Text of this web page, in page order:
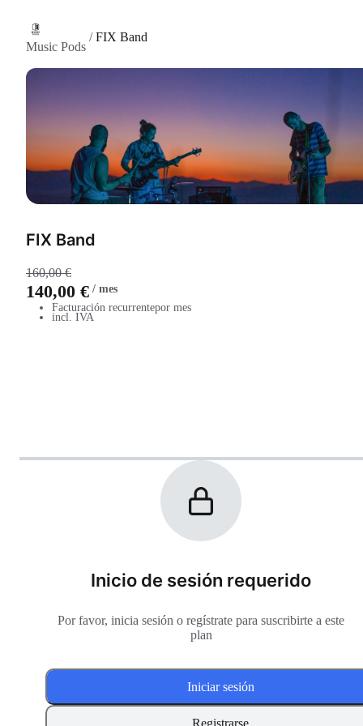
Music Pods
/FIX Band
FIX Band
160,00 €
140,00 € / mes
Facturación recurrentepor mes
incl. IVA
Inicio de sesión requerido
Por favor, inicia sesión o regístrate para suscribirte a este
plan
Registrarse
Iniciar sesión